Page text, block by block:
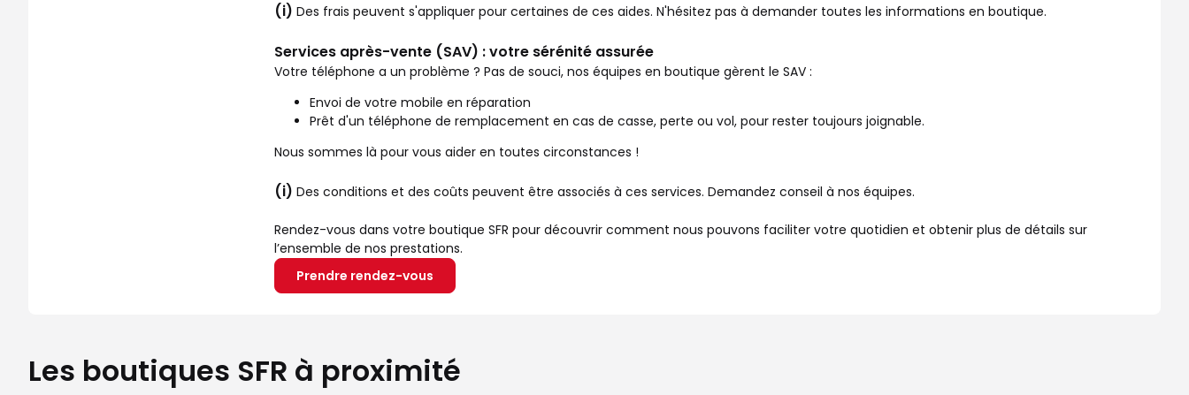
(i) Des frais peuvent s'appliquer pour certaines de ces aides. N'hésitez pas à demander toutes les informations en boutique.
Services après-vente (SAV) : votre sérénité assurée
Votre téléphone a un problème ? Pas de souci, nos équipes en boutique gèrent le SAV :
Envoi de votre mobile en réparation
Prêt d'un téléphone de remplacement en cas de casse, perte ou vol, pour rester toujours joignable.
Nous sommes là pour vous aider en toutes circonstances !
(i) Des conditions et des coûts peuvent être associés à ces services. Demandez conseil à nos équipes.
Rendez-vous dans votre boutique SFR pour découvrir comment nous pouvons faciliter votre quotidien et obtenir plus de détails sur
l’ensemble de nos prestations.
Prendre rendez-vous
Les boutiques SFR à proximité